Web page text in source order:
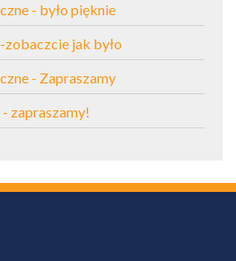
- było pięknie
jak było
- Zapraszamy
zapraszamy!